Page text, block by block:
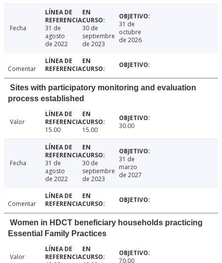
Fecha
31 de
agosto
de 2022
30 de
septiembre
de 2023
31 de
octubre
de 2026
Comentar
Sites with participatory monitoring and evaluation
process established
Valor
15.00
15.00 30.00
Fecha
31 de
agosto
de 2022
30 de
septiembre
de 2023
31 de
marzo
de 2027
Comentar
Women in HDCT beneficiary households practicing
Essential Family Practices
Valor
70.00